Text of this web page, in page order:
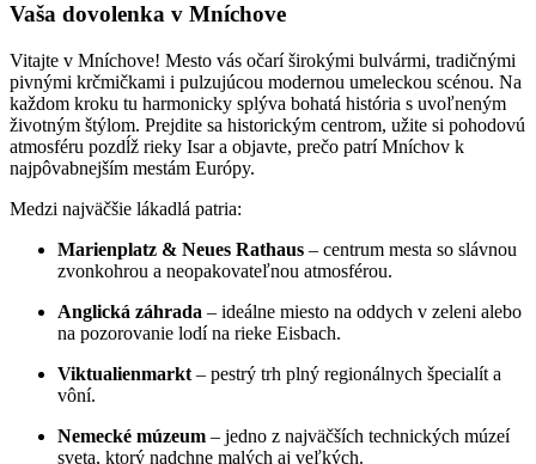
Vaša dovolenka v Mníchove
Vitajte v Mníchove! Mesto vás očarí širokými bulvármi, tradičnými
pivnými krčmičkami i pulzujúcou modernou umeleckou scénou. Na
každom kroku tu harmonicky splýva bohatá história s uvoľneným
životným štýlom. Prejdite sa historickým centrom, užite si pohodovú
atmosféru pozdĺž rieky Isar a objavte, prečo patrí Mníchov k
najpôvabnejším mestám Európy.
Medzi najväčšie lákadlá patria:
Marienplatz & Neues Rathaus – centrum mesta so slávnou
zvonkohrou a neopakovateľnou atmosférou.
Anglická záhrada – ideálne miesto na oddych v zeleni alebo
na pozorovanie lodí na rieke Eisbach.
Viktualienmarkt – pestrý trh plný regionálnych špecialít a
vôní.
Nemecké múzeum – jedno z najväčších technických múzeí
sveta, ktorý nadchne malých aj veľkých.